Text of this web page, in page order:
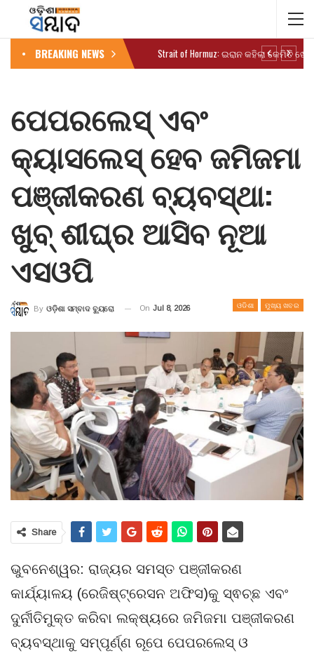
BREAKING NEWS
ପେପରଲେସ୍ ଏବଂ
କ୍ୟାସଲେସ୍ ହେବ ଜମିଜମା
ପଞ୍ଜୀକରଣ ବ୍ୟବସ୍ଥା:
ଖୁବ୍ ଶୀଘ୍ର ଆସିବ ନୂଆ
ଏସଓପି
ଓଡିଶା ମୁଖ୍ୟ ଖବର
By ଓଡ଼ିଶା ସମ୍ବାଦ ବ୍ୟୁରୋ On Jul 8, 2026
Share
ଭୁବନେଶ୍ୱର: ରାଜ୍ୟର ସମସ୍ତ ପଞ୍ଜୀକରଣ
କାର୍ଯ୍ୟାଳୟ (ରେଜିଷ୍ଟ୍ରେସନ ଅଫିସ)କୁ ସ୍ଵଚ୍ଛ ଏବଂ
ଦୁର୍ନୀତିମୁକ୍ତ କରିବା ଲକ୍ଷ୍ୟରେ ଜମିଜମା ପଞ୍ଜୀକରଣ
ବ୍ୟବସ୍ଥାକୁ ସମ୍ପୂର୍ଣ୍ଣ ରୂପେ ପେପରଲେସ୍ ଓ